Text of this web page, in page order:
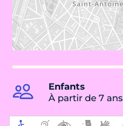
Enfants
À partir de 7 ans